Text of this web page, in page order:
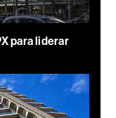
para liderar